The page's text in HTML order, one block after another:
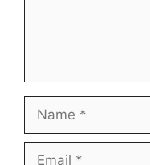
Name
Email